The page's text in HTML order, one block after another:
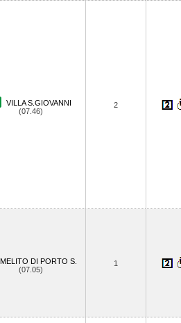
VILLA S.GIOVANNI
(07.46)
2
MELITO DI PORTO S.
(07.05)
1